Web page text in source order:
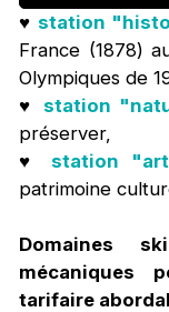
♥️ station
France (1878)
Olympiques de
♥️ station
préserver,
♥️ station
patrimoine
Domaines
mécaniques
tarifaire